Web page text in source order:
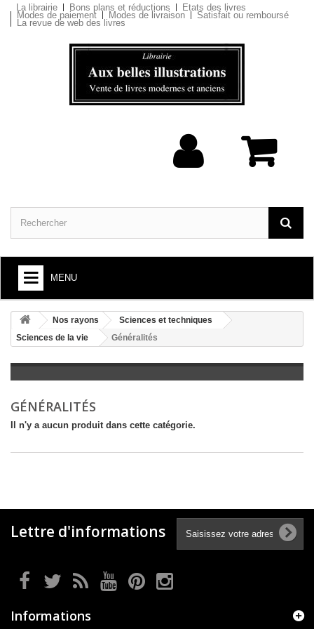
La librairie Bons plans et réductions Etats des livres
Modes de paiement Modes de livraison Satisfait ou remboursé
La revue de web des livres
MENU
+
ARTS ET SOCIÉTÉ
+
LITTÉRATURE
LOISIRS, VIE PRATIQUE
+
SCOLAIRE ET DICTIONNAIRE
Nos rayons
Sciences et techniques
Sciences de la vie
Généralités
GÉNÉRALITÉS
Il n'y a aucun produit dans cette catégorie.
Lettre d'informations
Informations